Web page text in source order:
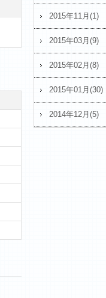
2015年11月(1)
2015年03月(9)
2015年02月(8)
2015年01月(30)
2014年12月(5)